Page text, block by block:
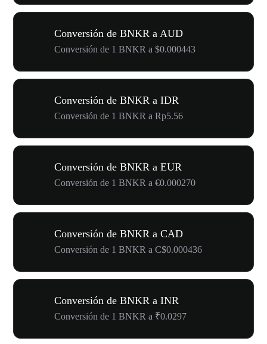
Conversión de BNKR a AUD
Conversión de 1 BNKR a $0.000443
Conversión de BNKR a IDR
Conversión de 1 BNKR a Rp5.56
Conversión de BNKR a EUR
Conversión de 1 BNKR a €0.000270
Conversión de BNKR a CAD
Conversión de 1 BNKR a C$0.000436
Conversión de BNKR a INR
Conversión de 1 BNKR a ₹0.0297